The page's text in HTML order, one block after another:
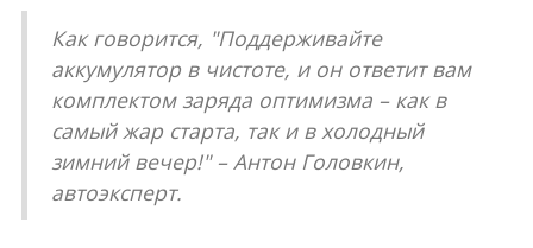
Как говорится, "Поддерживайте
аккумулятор в чистоте, и он ответит вам
комплектом заряда оптимизма – как в
самый жар старта, так и в холодный
зимний вечер!" – Антон Головкин,
автоэксперт.